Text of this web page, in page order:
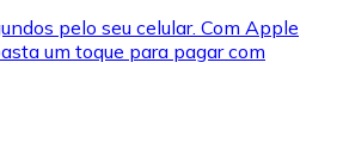
pelo seu celular. Com Apple
um toque para pagar com